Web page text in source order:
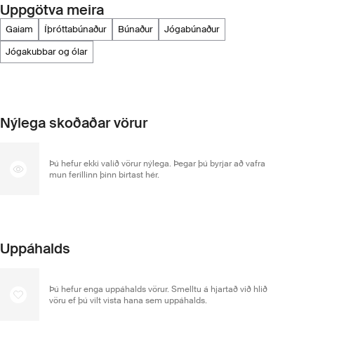
Uppgötva meira
gaiam íþróttabúnaður búnaður
jógabúnaður
jógakubbar og ólar
Nýlega skoðaðar vörur
Þú hefur ekki valið vörur nýlega. Þegar þú byrjar að vafra
mun ferillinn þinn birtast hér.
Uppáhalds
Þú hefur enga uppáhalds vörur. Smelltu á hjartað við hlið
vöru ef þú vilt vista hana sem uppáhalds.